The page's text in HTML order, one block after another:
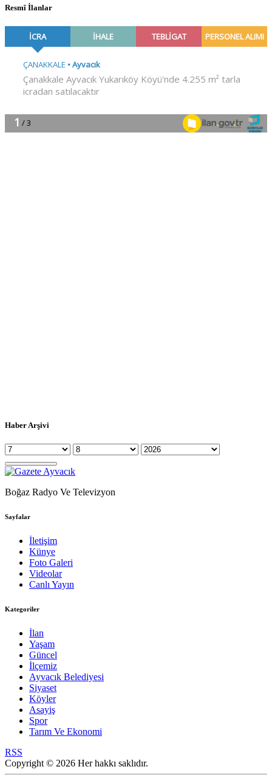
Resmî İlanlar
Haber Arşivi
Boğaz Radyo Ve Televizyon
Sayfalar
İletişim
Künye
Foto Galeri
Videolar
Canlı Yayın
Kategoriler
İlan
Yaşam
Güncel
İlçemiz
Ayvacık Belediyesi
Siyaset
Köyler
Asayiş
Spor
Tarım Ve Ekonomi
RSS
Copyright © 2026 Her hakkı saklıdır.